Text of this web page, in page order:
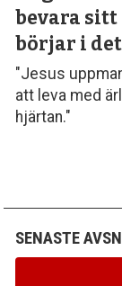
bevara
börjar i
"Jesus
att leva med
hjärtan."
SENASTE